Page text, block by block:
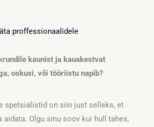
proffessionaalidele
kaunist ja kauakestvat
oskusi, või tööriistu napib?
spetsialistid on siin just selleks, et
aidata. Olgu sinu soov kui hull tahes,